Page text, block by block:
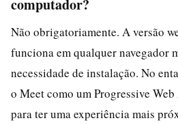
computador?
Não obrigatoriamente. A versão
funciona em qualquer navegador
necessidade de instalação. No
o Meet como um Progressive
para ter uma experiência mais